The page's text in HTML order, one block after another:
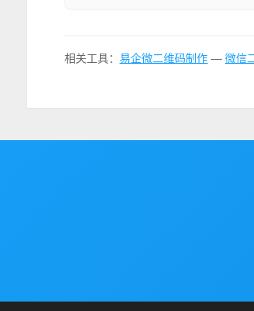
相关工具： 易企微二维码制作 — 微信